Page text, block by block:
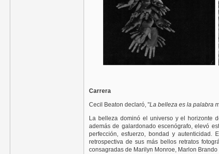
Carrera
Cecil Beaton declaró, "La belleza es la palabra
La belleza dominó el universo y el horizonte
además de galardonado escenógrafo, elevó
perfección, esfuerzo, bondad y
retrospectiva de sus más bellos retratos
consagradas de Marilyn Monroe, Marlon Brando